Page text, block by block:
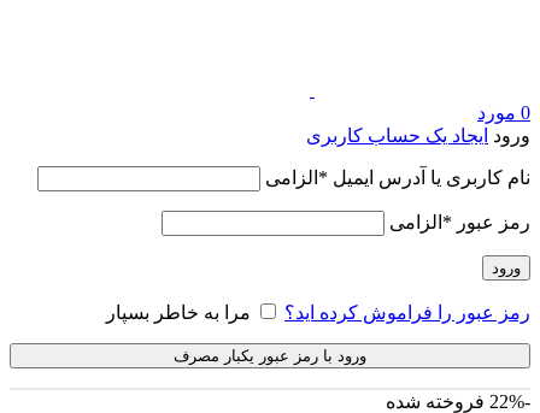
0 مورد
ورود ایجاد یک حساب کاربری
نام کاربری یا آدرس ایمیل * الزامی
رمز عبور * الزامی
ورود
رمز عبور را فراموش کرده اید؟ مرا به خاطر بسپار
ورود با رمز عبور یکبار مصرف
-22% فروخته شده